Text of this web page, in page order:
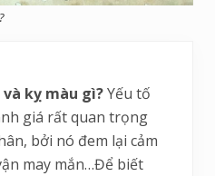
kỵ màu gì?Yếu tố
giá rất quan trọng
bởi nó đem lại cảm
may mắn…Để biết